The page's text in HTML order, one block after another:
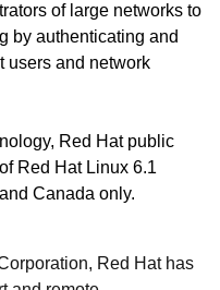
of large networks to
by authenticating and
users and network
Red Hat public
Red Hat Linux 6.1
Canada only.
Red Hat has